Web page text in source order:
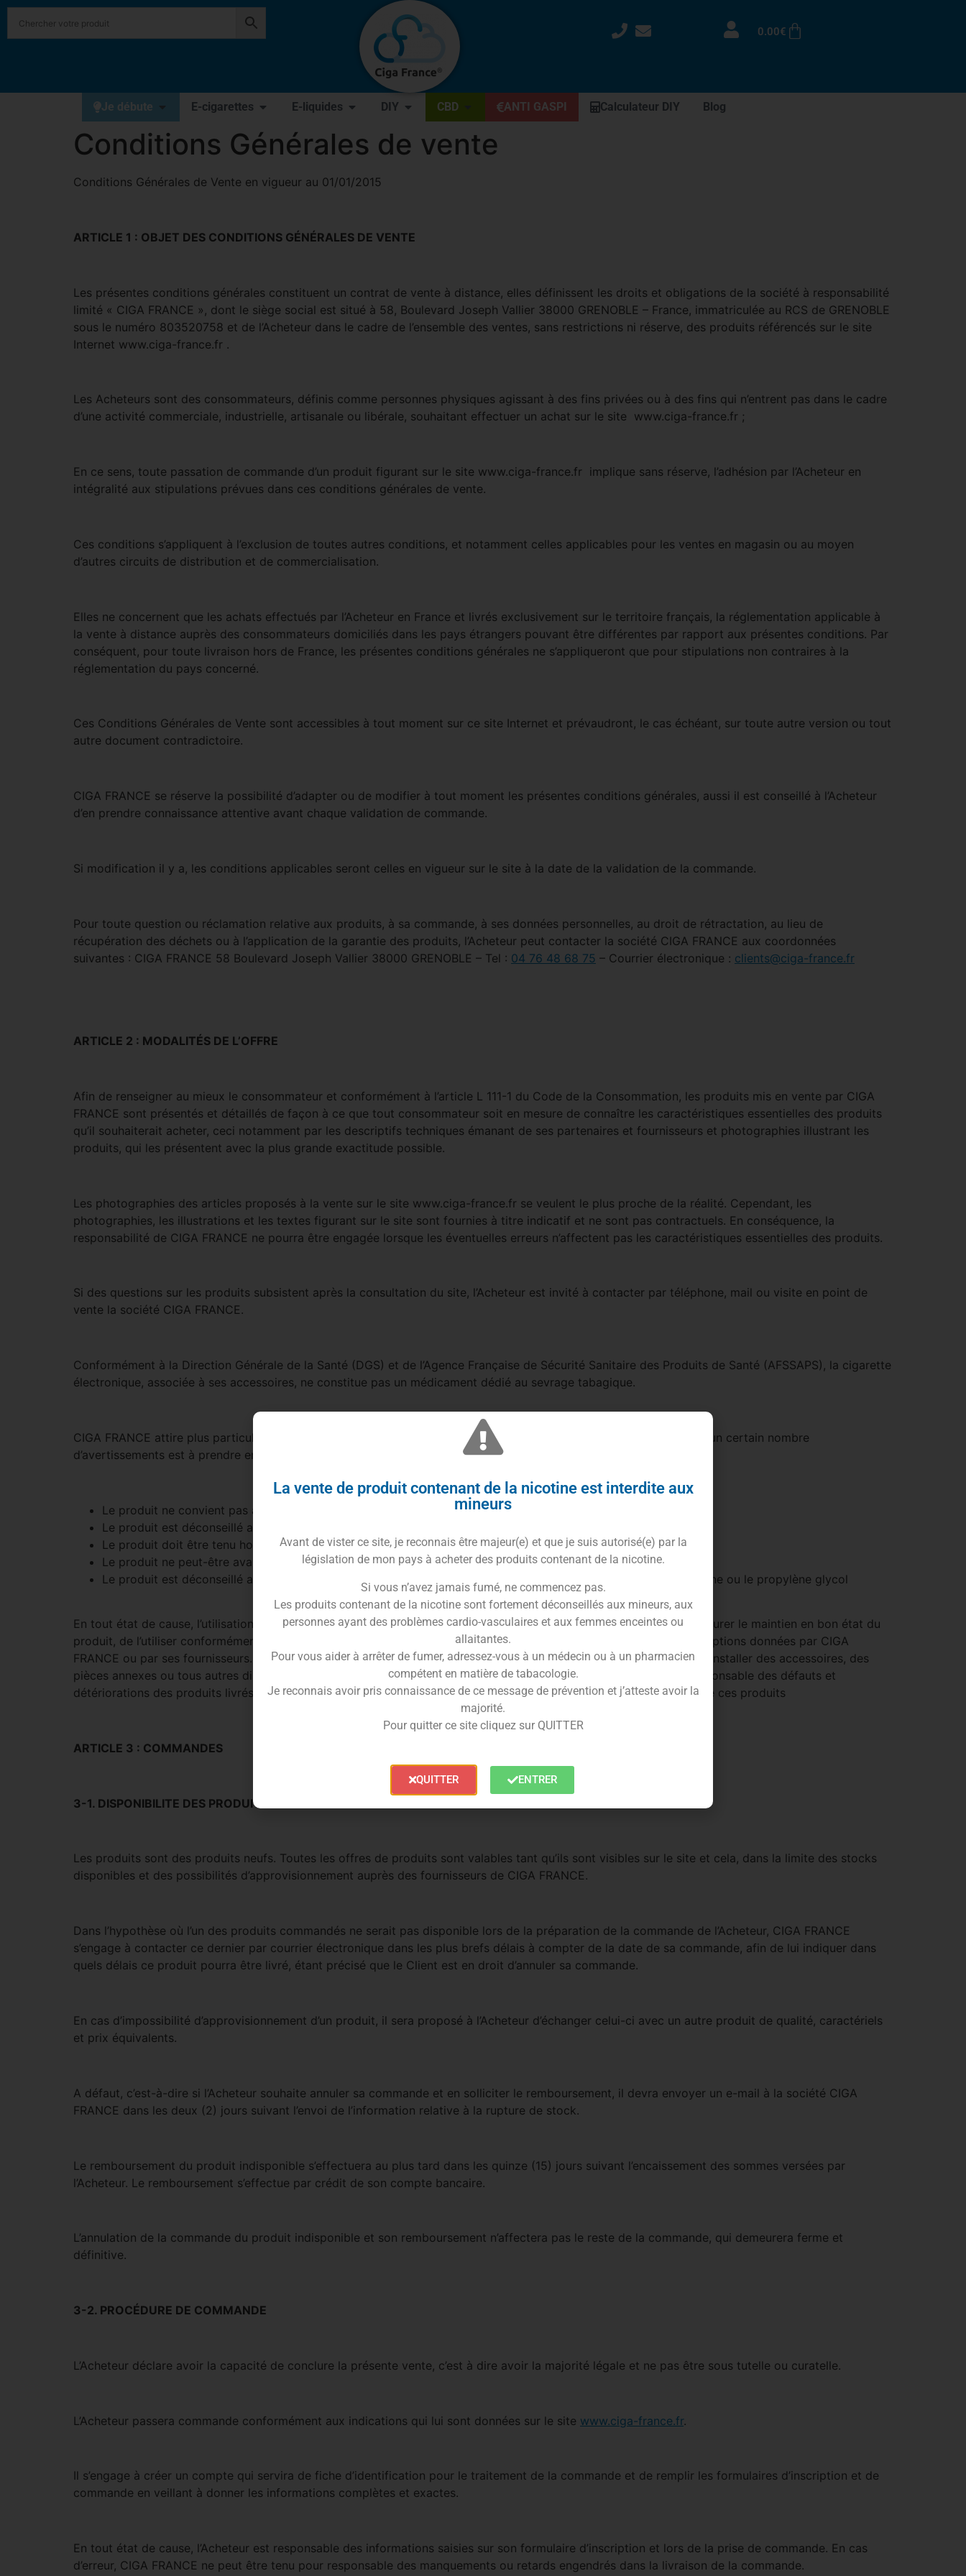
0.00€
Je débute E-cigarettes E-liquides DIY CBD ANTI GASPI Calculateur DIY Blog
Conditions Générales de vente
Conditions Générales de Vente en vigueur au 01/01/2015
ARTICLE 1 : OBJET DES CONDITIONS GÉNÉRALES DE VENTE
Les présentes conditions générales constituent un contrat de vente à distance, elles définissent les droits et obligations de la société à responsabilité
limité « CIGA FRANCE », dont le siège social est situé à 58, Boulevard Joseph Vallier 38000 GRENOBLE – France, immatriculée au RCS de GRENOBLE
sous le numéro 803520758 et de l’Acheteur dans le cadre de l’ensemble des ventes, sans restrictions ni réserve, des produits référencés sur le site
Internet www.ciga-france.fr .
Les Acheteurs sont des consommateurs, définis comme personnes physiques agissant à des fins privées ou à des fins qui n’entrent pas dans le cadre
d’une activité commerciale, industrielle, artisanale ou libérale, souhaitant effectuer un achat sur le site www.ciga-france.fr ;
En ce sens, toute passation de commande d’un produit figurant sur le site www.ciga-france.fr implique sans réserve, l’adhésion par l’Acheteur en
intégralité aux stipulations prévues dans ces conditions générales de vente.
Ces conditions s’appliquent à l’exclusion de toutes autres conditions, et notamment celles applicables pour les ventes en magasin ou au moyen
d’autres circuits de distribution et de commercialisation.
Elles ne concernent que les achats effectués par l’Acheteur en France et livrés exclusivement sur le territoire français, la réglementation applicable à
la vente à distance auprès des consommateurs domiciliés dans les pays étrangers pouvant être différentes par rapport aux présentes conditions. Par
conséquent, pour toute livraison hors de France, les présentes conditions générales ne s’appliqueront que pour stipulations non contraires à la
réglementation du pays concerné.
Ces Conditions Générales de Vente sont accessibles à tout moment sur ce site Internet et prévaudront, le cas échéant, sur toute autre version ou tout
autre document contradictoire.
CIGA FRANCE se réserve la possibilité d’adapter ou de modifier à tout moment les présentes conditions générales, aussi il est conseillé à l’Acheteur
d’en prendre connaissance attentive avant chaque validation de commande.
Si modification il y a, les conditions applicables seront celles en vigueur sur le site à la date de la validation de la commande.
Pour toute question ou réclamation relative aux produits, à sa commande, à ses données personnelles, au droit de rétractation, au lieu de
récupération des déchets ou à l’application de la garantie des produits, l’Acheteur peut contacter la société CIGA FRANCE aux coordonnées
suivantes : CIGA FRANCE 58 Boulevard Joseph Vallier 38000 GRENOBLE – Tel : 04 76 48 68 75 – Courrier électronique : clients@ciga-france.fr
ARTICLE 2 : MODALITÉS DE L’OFFRE
Afin de renseigner au mieux le consommateur et conformément à l’article L 111-1 du Code de la Consommation, les produits mis en vente par CIGA
FRANCE sont présentés et détaillés de façon à ce que tout consommateur soit en mesure de connaître les caractéristiques essentielles des produits
qu’il souhaiterait acheter, ceci notamment par les descriptifs techniques émanant de ses partenaires et fournisseurs et photographies illustrant les
produits, qui les présentent avec la plus grande exactitude possible.
Les photographies des articles proposés à la vente sur le site www.ciga-france.fr se veulent le plus proche de la réalité. Cependant, les
photographies, les illustrations et les textes figurant sur le site sont fournies à titre indicatif et ne sont pas contractuels. En conséquence, la
responsabilité de CIGA FRANCE ne pourra être engagée lorsque les éventuelles erreurs n’affectent pas les caractéristiques essentielles des produits.
Si des questions sur les produits subsistent après la consultation du site, l’Acheteur est invité à contacter par téléphone, mail ou visite en point de
vente la société CIGA FRANCE.
Conformément à la Direction Générale de la Santé (DGS) et de l’Agence Française de Sécurité Sanitaire des Produits de Santé (AFSSAPS), la cigarette
électronique, associée à ses accessoires, ne constitue pas un médicament dédié au sevrage tabagique.
CIGA FRANCE attire plus particulièrement l’attention des Acheteurs sur la spécificité du produit commercialisé, ainsi un certain nombre
d’avertissements est à prendre en compte pour son utilisateur à savoir :
Le produit ne convient pas aux mineurs et non-fumeurs
Le produit est déconseillé aux femmes enceintes et en période d’allaitement
Le produit doit être tenu hors de la portée des enfants
Le produit ne peut-être avalé et toute absorption de ce liquide peut être dangereuse pour la santé d’un enfant
Le produit est déconseillé aux personnes hypersensibles à certaines substances telles que la nicotine, la glycérine ou le propylène glycol
En tout état de cause, l’utilisation des produits sera réalisée sous la seule responsabilité de l’Acheteur. Il est tenu d’assurer le maintien en bon état du
produit, de l’utiliser conformément à sa destination, en respectant notamment les dispositions applicables, les prescriptions données par CIGA
FRANCE ou par ses fournisseurs. A cet égard, il est déconseillé à l’Acheteur d’apporter des modifications au produit, installer des accessoires, des
pièces annexes ou tous autres dispositifs non-conforme sur le produit. CIGA FRANCE ne peut en aucun cas être responsable des défauts et
détériorations des produits livrés consécutifs à une utilisation anormale ou non conforme postérieure à la livraison de ces produits
ARTICLE 3 : COMMANDES
3-1. DISPONIBILITE DES PRODUITS
Les produits sont des produits neufs. Toutes les offres de produits sont valables tant qu’ils sont visibles sur le site et cela, dans la limite des stocks
disponibles et des possibilités d’approvisionnement auprès des fournisseurs de CIGA FRANCE.
Dans l’hypothèse où l’un des produits commandés ne serait pas disponible lors de la préparation de la commande de l’Acheteur, CIGA FRANCE
s’engage à contacter ce dernier par courrier électronique dans les plus brefs délais à compter de la date de sa commande, afin de lui indiquer dans
quels délais ce produit pourra être livré, étant précisé que le Client est en droit d’annuler sa commande.
En cas d’impossibilité d’approvisionnement d’un produit, il sera proposé à l’Acheteur d’échanger celui-ci avec un autre produit de qualité, caractériels
et prix équivalents.
A défaut, c’est-à-dire si l’Acheteur souhaite annuler sa commande et en solliciter le remboursement, il devra envoyer un e-mail à la société CIGA
FRANCE dans les deux (2) jours suivant l’envoi de l’information relative à la rupture de stock.
Le remboursement du produit indisponible s’effectuera au plus tard dans les quinze (15) jours suivant l’encaissement des sommes versées par
l’Acheteur. Le remboursement s’effectue par crédit de son compte bancaire.
L’annulation de la commande du produit indisponible et son remboursement n’affectera pas le reste de la commande, qui demeurera ferme et
définitive.
3-2. PROCÉDURE DE COMMANDE
L’Acheteur déclare avoir la capacité de conclure la présente vente, c’est à dire avoir la majorité légale et ne pas être sous tutelle ou curatelle.
L’Acheteur passera commande conformément aux indications qui lui sont données sur le site www.ciga-france.fr.
Il s’engage à créer un compte qui servira de fiche d’identification pour le traitement de la commande et de remplir les formulaires d’inscription et de
commande en veillant à donner les informations complètes et exactes.
En tout état de cause, l’Acheteur est responsable des informations saisies sur son formulaire d’inscription et lors de la prise de commande. En cas
d’erreur, CIGA FRANCE ne peut être tenu pour responsable des manquements ou retards engendrés dans la livraison de la commande.
La vente de produit contenant de la nicotine est interdite aux
mineurs
Avant de vister ce site, je reconnais être majeur(e) et que je suis autorisé(e) par la
législation de mon pays à acheter des produits contenant de la nicotine.
Si vous n’avez jamais fumé, ne commencez pas.
Les produits contenant de la nicotine sont fortement déconseillés aux mineurs, aux
personnes ayant des problèmes cardio-vasculaires et aux femmes enceintes ou
allaitantes.
Pour vous aider à arrêter de fumer, adressez-vous à un médecin ou à un pharmacien
compétent en matière de tabacologie.
Je reconnais avoir pris connaissance de ce message de prévention et j’atteste avoir la
majorité.
Pour quitter ce site cliquez sur QUITTER
QUITTER ENTRER